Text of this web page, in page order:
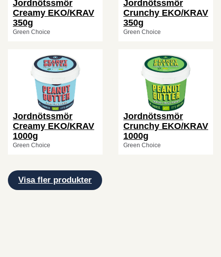
Jordnötssmör
Creamy EKO/KRAV
350g
Green Choice
Jordnötssmör
Crunchy EKO/KRAV
350g
Green Choice
Jordnötssmör
Creamy EKO/KRAV
1000g
Green Choice
Jordnötssmör
Crunchy EKO/KRAV
1000g
Green Choice
Visa fler produkter